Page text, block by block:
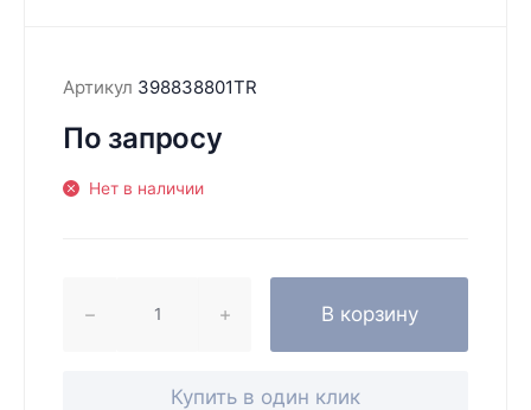
Артикул 398838801TR
По запросу
Нет в наличии
В корзину
Купить в один клик